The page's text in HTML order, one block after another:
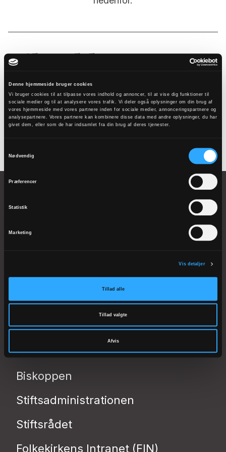
Denne hjemmeside bruger cookies
Vi bruger cookies til at tilpasse vores indhold og annoncer, til at vise dig funktioner til
sociale medier og til at analysere vores trafik. Vi deler også oplysninger om din brug af
vores hjemmeside med vores partnere inden for sociale medier, annonceringspartnere og
analysepartnere. Vores partnere kan kombinere disse data med andre oplysninger, du har
givet dem, eller som de har indsamlet fra din brug af deres tjenester.
Nødvendig
Præferencer
Statistik
Marketing
Vis detaljer
Tillad alle
Tillad valgte
Afvis
Tilmeld
nyhedsbrev
Tilmeld
FYENS STIFT
EAN: 5798000818705
kmfyn@km.dk
Biskoppen
Stiftsadministrationen
Stiftsrådet
Folkekirkens Intranet (FIN)